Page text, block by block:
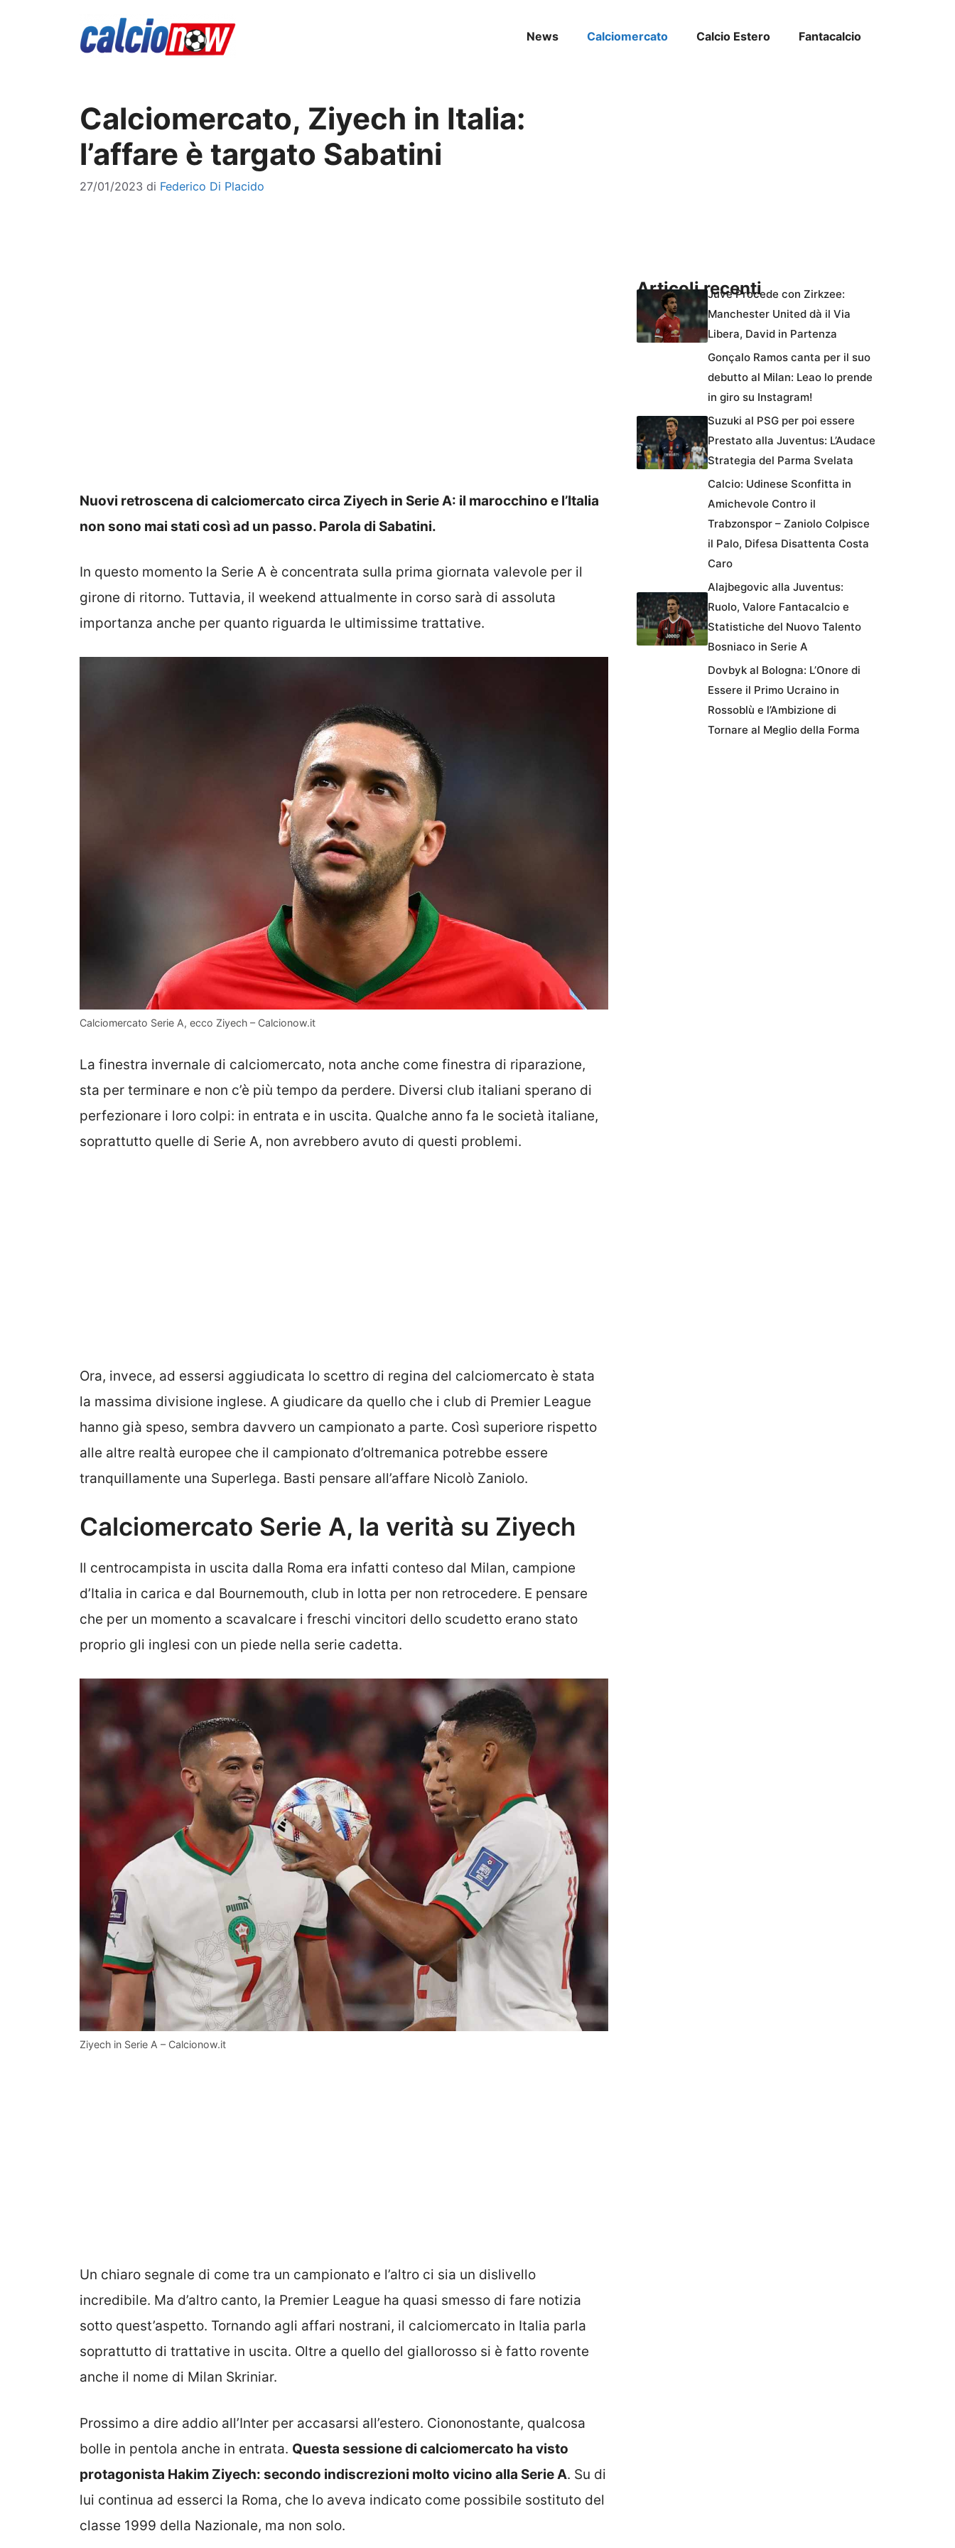
News Calciomercato Calcio Estero Fantacalcio
Calciomercato, Ziyech in Italia:
l’affare è targato Sabatini
27/01/2023 di Federico Di Placido
Nuovi retroscena di calciomercato circa Ziyech in Serie A: il marocchino e l’Italia
non sono mai stati così ad un passo. Parola di Sabatini.
In questo momento la Serie A è concentrata sulla prima giornata valevole per il
girone di ritorno. Tuttavia, il weekend attualmente in corso sarà di assoluta
importanza anche per quanto riguarda le ultimissime trattative.
Calciomercato Serie A, ecco Ziyech – Calcionow.it
La finestra invernale di calciomercato, nota anche come finestra di riparazione,
sta per terminare e non c’è più tempo da perdere. Diversi club italiani sperano di
perfezionare i loro colpi: in entrata e in uscita. Qualche anno fa le società italiane,
soprattutto quelle di Serie A, non avrebbero avuto di questi problemi.
Ora, invece, ad essersi aggiudicata lo scettro di regina del calciomercato è stata
la massima divisione inglese. A giudicare da quello che i club di Premier League
hanno già speso, sembra davvero un campionato a parte. Così superiore rispetto
alle altre realtà europee che il campionato d’oltremanica potrebbe essere
tranquillamente una Superlega. Basti pensare all’affare Nicolò Zaniolo.
Calciomercato Serie A, la verità su Ziyech
Il centrocampista in uscita dalla Roma era infatti conteso dal Milan, campione
d’Italia in carica e dal Bournemouth, club in lotta per non retrocedere. E pensare
che per un momento a scavalcare i freschi vincitori dello scudetto erano stato
proprio gli inglesi con un piede nella serie cadetta.
Ziyech in Serie A – Calcionow.it
Un chiaro segnale di come tra un campionato e l’altro ci sia un dislivello
incredibile. Ma d’altro canto, la Premier League ha quasi smesso di fare notizia
sotto quest’aspetto. Tornando agli affari nostrani, il calciomercato in Italia parla
soprattutto di trattative in uscita. Oltre a quello del giallorosso si è fatto rovente
anche il nome di Milan Skriniar.
Prossimo a dire addio all’Inter per accasarsi all’estero. Ciononostante, qualcosa
bolle in pentola anche in entrata. Questa sessione di calciomercato ha visto
protagonista Hakim Ziyech: secondo indiscrezioni molto vicino alla Serie A. Su di
lui continua ad esserci la Roma, che lo aveva indicato come possibile sostituto del
classe 1999 della Nazionale, ma non solo.
Articoli recentiJuve Procede con Zirkzee:
Manchester United dà il Via
Libera, David in Partenza
Gonçalo Ramos canta per il suo
debutto al Milan: Leao lo prende
in giro su Instagram!
Suzuki al PSG per poi essere
Prestato alla Juventus: L’Audace
Strategia del Parma Svelata
Calcio: Udinese Sconfitta in
Amichevole Contro il
Trabzonspor – Zaniolo Colpisce
il Palo, Difesa Disattenta Costa
Caro
Alajbegovic alla Juventus:
Ruolo, Valore Fantacalcio e
Statistiche del Nuovo Talento
Bosniaco in Serie A
Dovbyk al Bologna: L’Onore di
Essere il Primo Ucraino in
Rossoblù e l’Ambizione di
Tornare al Meglio della Forma